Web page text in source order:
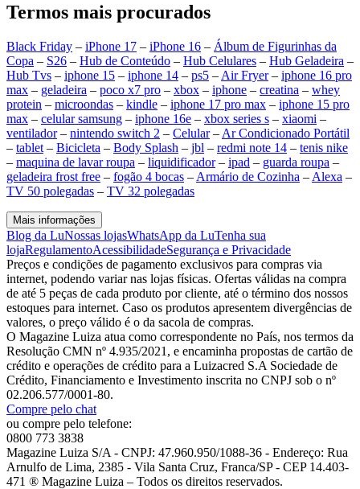
Termos mais procurados
Black Friday – iPhone 17 – iPhone 16 – Álbum de Figurinhas da
Copa – S26 – Hub de Conteúdo – Hub Celulares – Hub Geladeira –
Hub Tvs – iphone 15 – iphone 14 – ps5 – Air Fryer– iphone 16 pro
max – geladeira – poco x7 pro – xbox – iphone – creatina – whey
protein – microondas – kindle – iphone 17 pro max – iphone 15 pro
max – celular samsung – iphone 16e – xbox series s – xiaomi –
ventilador– nintendo switch 2 – Celular– Ar Condicionado Portátil
– tablet – Bicicleta – Body Splash – jbl – redmi note 14 – tenis nike
– maquina de lavar roupa – liquidificador– ipad – guarda roupa –
geladeira frost free – fogão 4 bocas – Armário de Cozinha – Alexa –
TV 50 polegadas – TV 32 polegadas
Mais informações
Blog da LuNossas lojasWhatsApp da LuTenha sua
lojaRegulamentoAcessibilidadeSegurança e Privacidade
Preços e condições de pagamento exclusivos para compras via
internet, podendo variar nas lojas físicas. Ofertas válidas na compra
de até 5 peças de cada produto por cliente, até o término dos nossos
estoques para internet. Caso os produtos apresentem divergências de
valores, o preço válido é o da sacola de compras.
O Magazine Luiza atua como correspondente no País, nos termos da
Resolução CMN nº 4.935/2021, e encaminha propostas de cartão de
crédito e operações de crédito para a Luizacred S.A Sociedade de
Crédito, Financiamento e Investimento inscrita no CNPJ sob o nº
02.206.577/0001-80.
Compre pelo chat
ou compre pelo telefone:
0800 773 3838
Magazine Luiza S/A - CNPJ: 47.960.950/1088-36 - Endereço: Rua
Arnulfo de Lima, 2385 - Vila Santa Cruz, Franca/SP - CEP 14.403-
471 ® Magazine Luiza – Todos os direitos reservados.